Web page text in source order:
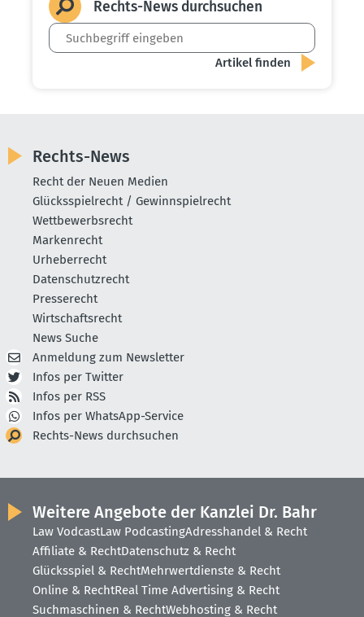
Rechts-News durch­suchen
Rechts-News
Recht der Neuen Medien
Glücksspielrecht / Gewinnspielrecht
Wettbewerbsrecht
Markenrecht
Urheberrecht
Datenschutzrecht
Presserecht
Wirtschaftsrecht
News Suche
Anmeldung zum Newsletter
Infos per Twitter
Infos per RSS
Infos per WhatsApp-Service
Rechts-News durchsuchen
Weitere Angebote der Kanzlei Dr. Bahr
Law VodcastLaw PodcastingAdresshandel & Recht
Affiliate & RechtDatenschutz & Recht
Glücksspiel & RechtMehrwertdienste & Recht
Online & RechtReal Time Advertising & Recht
Suchmaschinen & RechtWebhosting & Recht